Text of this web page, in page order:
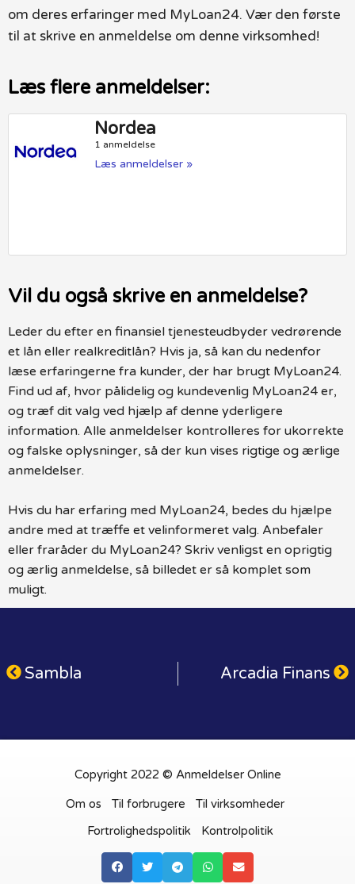
om deres erfaringer med MyLoan24. Vær den første
til at skrive en anmeldelse om denne virksomhed!
Læs flere anmeldelser:
Nordea
1 anmeldelse
Læs anmeldelser »
Vil du også skrive en anmeldelse?
Leder du efter en finansiel tjenesteudbyder vedrørende
et lån eller realkreditlån? Hvis ja, så kan du nedenfor
læse erfaringerne fra kunder, der har brugt MyLoan24.
Find ud af, hvor pålidelig og kundevenlig MyLoan24 er,
og træf dit valg ved hjælp af denne yderligere
information. Alle anmeldelser kontrolleres for ukorrekte
og falske oplysninger, så der kun vises rigtige og ærlige
anmeldelser.
Hvis du har erfaring med MyLoan24, bedes du hjælpe
andre med at træffe et velinformeret valg. Anbefaler
eller fraråder du MyLoan24? Skriv venligst en oprigtig
og ærlig anmeldelse, så billedet er så komplet som
muligt.
Sambla Arcadia Finans
Copyright 2022 © Anmeldelser Online
Om os Til forbrugere
Til virksomheder
Fortrolighedspolitik
Kontrolpolitik